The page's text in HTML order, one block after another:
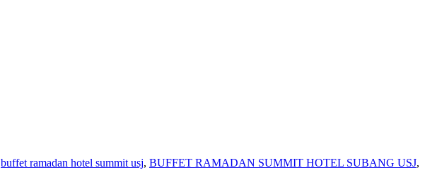
buffet ramadan hotel summit usj, BUFFET RAMADAN SUMMIT HOTEL SUBANG USJ,